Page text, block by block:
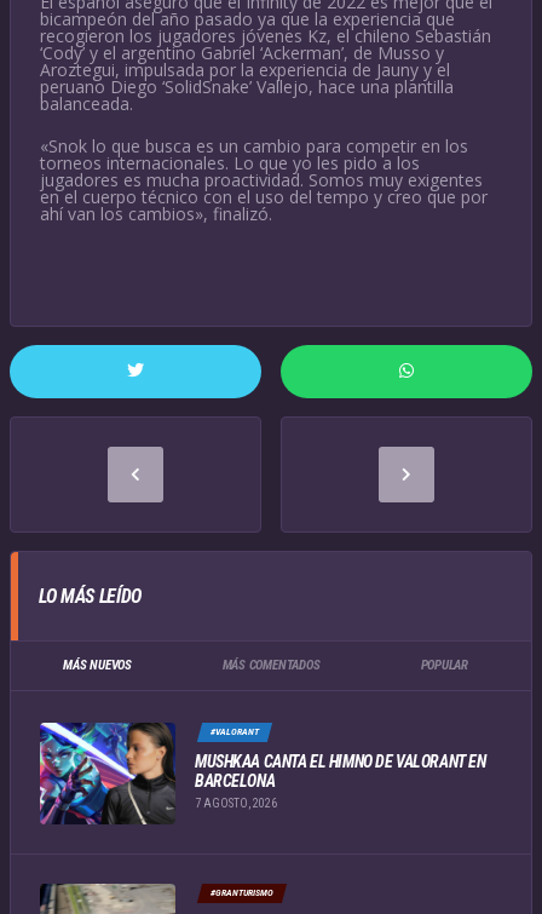
bicampeón del año pasado ya que la experiencia que
recogieron los jugadores jóvenes Kz, el chileno Sebastián
‘Cody’ y el argentino Gabriel ‘Ackerman’, de Musso y
Aroztegui, impulsada por la experiencia de Jauny y el
peruano Diego ‘SolidSnake’ Vallejo, hace una plantilla
balanceada.
«Snok lo que busca es un cambio para competir en los
torneos internacionales. Lo que yo les pido a los
jugadores es mucha proactividad. Somos muy exigentes
en el cuerpo técnico con el uso del tempo y creo que por
ahí van los cambios», finalizó.
LO MÁS LEÍDO
MÁS NUEVOS MÁS COMENTADOS POPULAR
#VALORANT
MUSHKAA CANTA EL HIMNO DE VALORANT EN
BARCELONA
7 AGOSTO, 2026
#GRANTURISMO